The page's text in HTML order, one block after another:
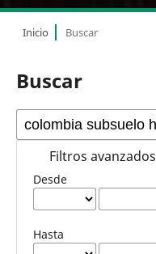
Inicio Buscar
Buscar
Filtros avanzados
Desde
Hasta